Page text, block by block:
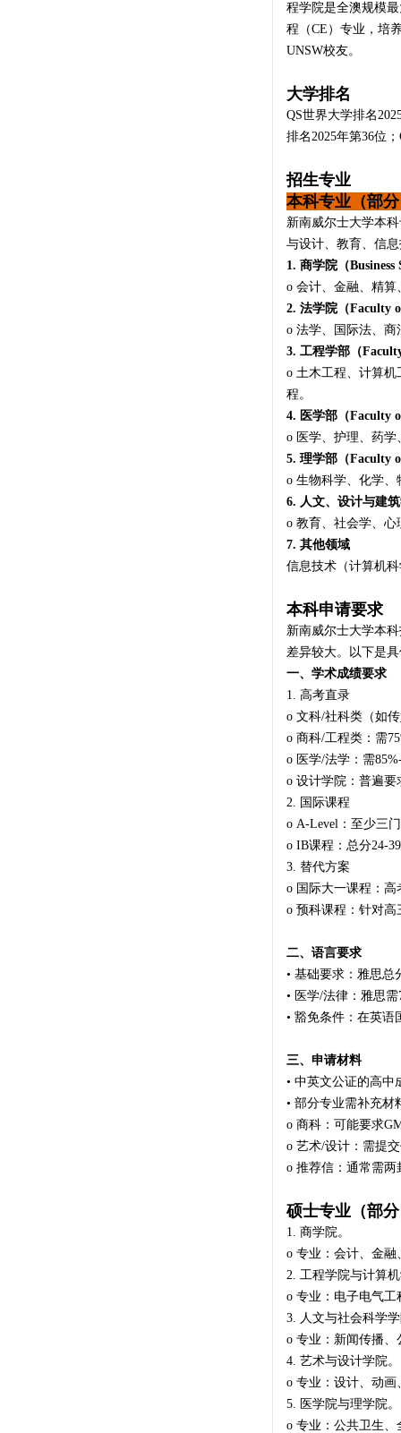
程学院是全澳规模
程（CE）专业，培
UNSW校友。
大学排名
QS世界大学排名
排名2025年第36位
招生专业
本科专业（部
新南威尔士大学本
与设计、教育、信
1. 商学院（Business
o 会计、金融、精
2. 法学院（Faculty
o 法学、国际法、
3. 工程学部（
o 土木工程、计算
程。
4. 医学部（Faculty
o 医学、护理、药
5. 理学部（Faculty
o 生物科学、化学
6. 人文、设计与建
o 教育、社会学、
7. 其他领域
信息技术（计算机
本科申请要求
新南威尔士大学本
差异较大。以下是
一、学术成绩要求
1. 高考直录
o 文科/社科类（如
o 商科/工程类：需
o 医学/法学：需
o 设计学院：普遍要
2. 国际课程
o A-Level：至少三
o IB课程：总分24-
3. 替代方案
o 国际大一课程：高
o 预科课程：针对高
二、语言要求
• 基础要求：雅思总
• 医学/法律：雅思
• 豁免条件：在英语
三、申请材料
• 中英文公证的高中
• 部分专业需补充材
o 商科：可能要求
o 艺术/设计：需提
o 推荐信：通常需
硕士专业（部
1. 商学院。
o 专业：会计、金
2. 工程学院与计算
o 专业：电子电气
3. 人文与社会科学
o 专业：新闻传播
4. 艺术与设计学院。
o 专业：设计、动画
5. 医学院与理学院。
o 专业：公共卫生